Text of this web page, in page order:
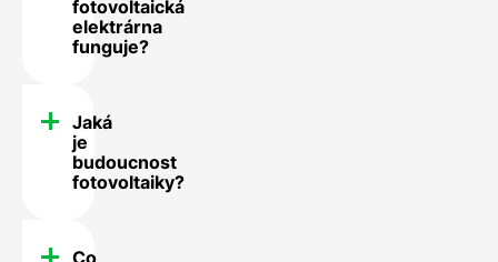
fotovoltaická
elektrárna
funguje?
Jaká
je
budoucnost
fotovoltaiky?
Co